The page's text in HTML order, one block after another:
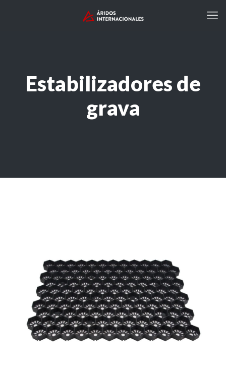
Estabilizadores de
grava